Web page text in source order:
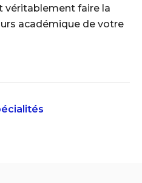
véritablement faire la
académique de votre